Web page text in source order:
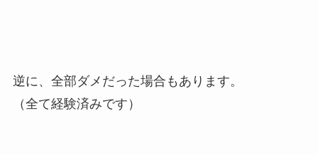
逆に、全部ダメだった場合もあります。
（全て経験済みです）